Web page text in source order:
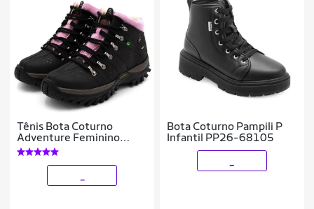
Tênis Bota Coturno
Adventure Feminino
Infantil
Bota Coturno Pampili P
Infantil PP26-68105